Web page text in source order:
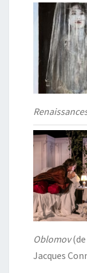
Oblomov(de
Jacques